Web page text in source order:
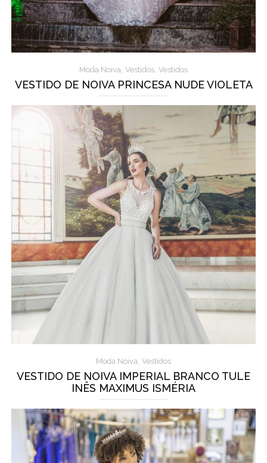
Moda Noiva, Vestidos, Vestidos
VESTIDO DE NOIVA PRINCESA NUDE VIOLETA
Moda Noiva, Vestidos
VESTIDO DE NOIVA IMPERIAL BRANCO TULE
INÊS MAXIMUS ISMÉRIA